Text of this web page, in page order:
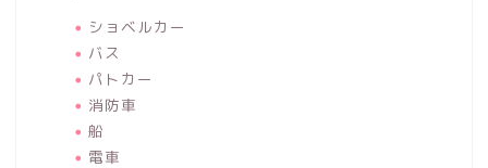
ショベルカー
バス
パトカー
消防車
船
電車